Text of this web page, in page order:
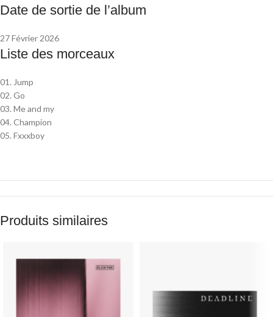
Date de sortie de l’album
27 Février 2026
Liste des morceaux
01. Jump
02. Go
03. Me and my
04. Champion
05. Fxxxboy
Produits similaires